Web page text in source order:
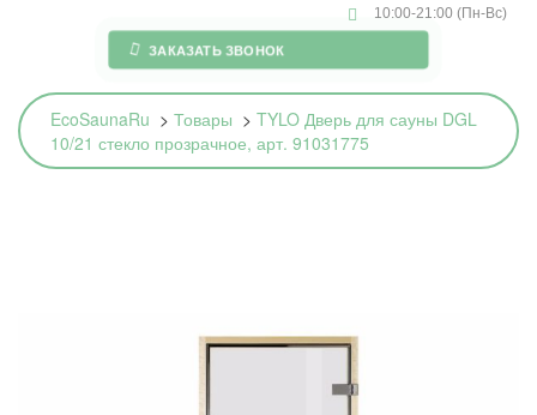
10:00-21:00 (Пн-Вс)
ЗАКАЗАТЬ ЗВОНОК
EcoSaunaRu > Товары > TYLO Дверь для сауны DGL
10/21 стекло прозрачное, арт. 91031775